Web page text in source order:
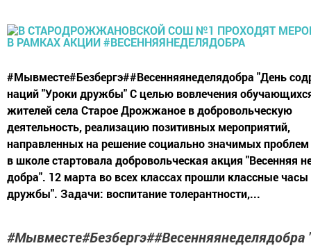
#Мывместе#Безбергэ##Весенняянеделядобра "День
наций "Уроки дружбы" С целью вовлечения
жителей села Старое Дрожжаное в добровольческую
деятельность, реализацию позитивных мероприятий,
направленных на решение социально значимых
в школе стартовала добровольческая акция "Весенняя
добра". 12 марта во всех классах прошли классные
дружбы". Задачи: воспитание толерантности,...
#Мывместе#Безбергэ##Весенняянеделядобра